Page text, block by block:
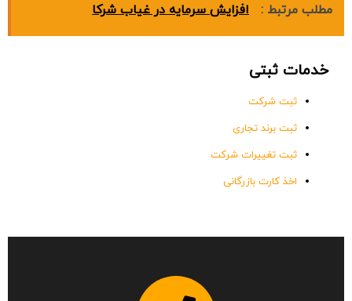
مطلب مرتبط : افزایش سرمایه در غیاب شرکا
خدمات ثبتی
ثبت شرکت
ثبت برند تجاری
ثبت تغییرات شرکت
اخذ کارت بازرگانی